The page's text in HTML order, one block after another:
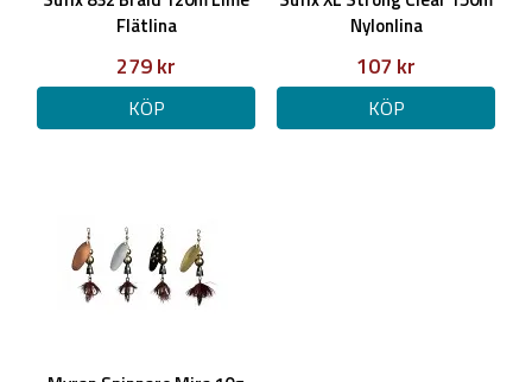
Flätlina
279 kr
KÖP
Nylonlina
107 kr
KÖP